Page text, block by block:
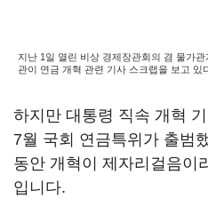
지난 1일 열린 비상 경제장관회의 겸 물가
관이 연금 개혁 관련 기사 스크랩을 보고 있
하지만 대통령 직속 개혁
7월 국회 연금특위가 출범
동안 개혁이 제자리걸음이
입니다.